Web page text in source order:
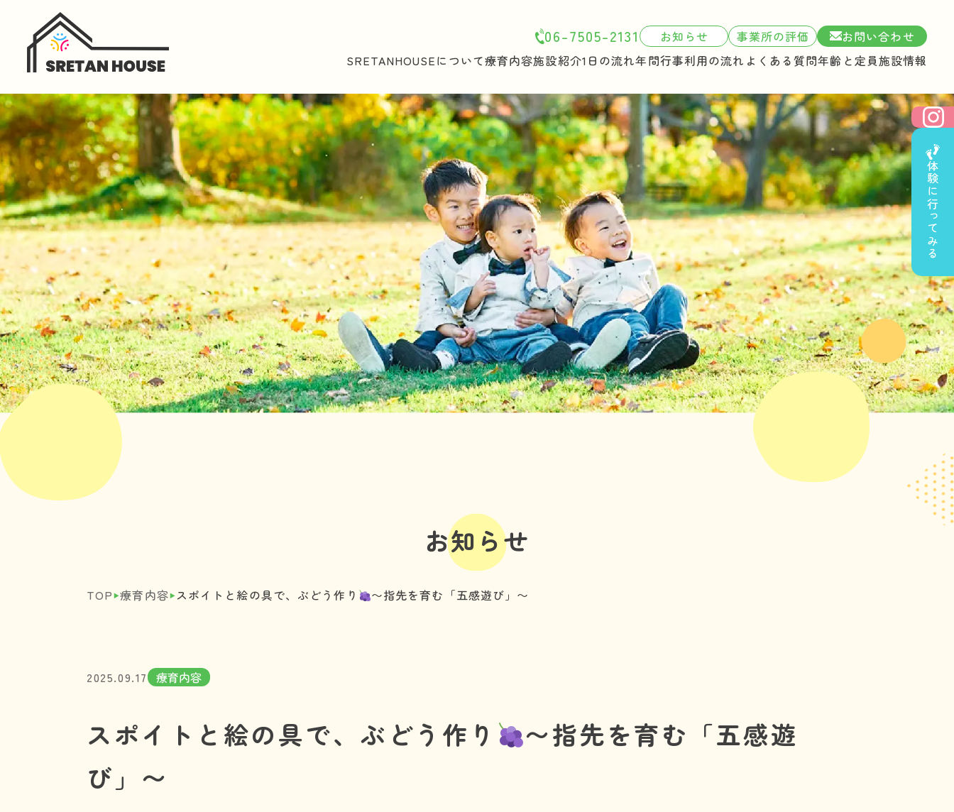
06-7505-2131 お知らせ 事業所の評価
お問い合わせ
SRETANHOUSEについて療育内容施設紹介1日の流れ年間行事利用の流れ よくある質問年齢と定員施設情報
体験に行ってみる
ホーム
SRETANHOUSEについて
療育内容
施設紹介
1日の流れ
年間行事
利用の流れ
よくある質問
年齢と定員
06-7505-2131
お知らせ
TOP‣療育内容‣スポイトと絵の具で、ぶどう作り 〜指先を育む「五感遊び」〜
2025.09.17 療育内容
スポイトと絵の具で、ぶどう作り
〜指先を育む「五感遊
び」〜